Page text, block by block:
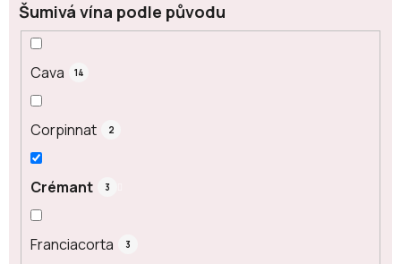
Šumivá vína podle původu
Cava 14
Corpinnat 2
Crémant 3
Franciacorta 3